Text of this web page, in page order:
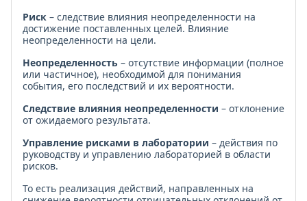
Риск – следствие влияния неопределенности на
достижение поставленных целей. Влияние
неопределенности на цели.
Неопределенность – отсутствие информации (полное
или частичное), необходимой для понимания
события, его последствий и их вероятности.
Следствие влияния неопределенности – отклонение
от ожидаемого результата.
Управление рисками в лаборатории – действия по
руководству и управлению лабораторией в области
рисков.
То есть реализация действий, направленных на